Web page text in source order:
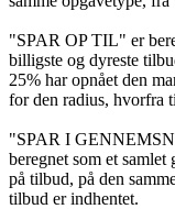
"SPAR OP TIL" er
billigste og dyreste
25% har opnået den
for den radius, hvorfra
"SPAR I
beregnet som et samlet
på tilbud, på den
tilbud er indhentet.